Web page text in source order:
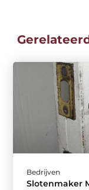
Bedrijven
Slotenmaker